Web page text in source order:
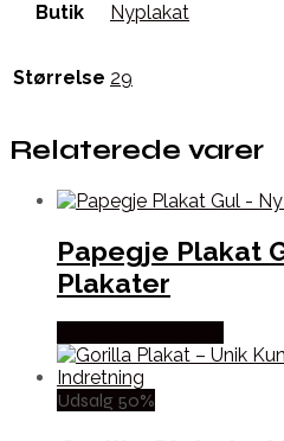
Butik Nyplakat
Størrelse 29
Relaterede varer
Papegje Plakat
Plakater
Udsalg 50%